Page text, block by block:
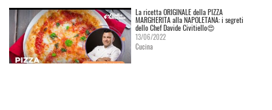
La ricetta ORIGINALE della PIZZA
MARGHERITA alla NAPOLETANA: i segreti
dello Chef Davide Civitiello😍
13/06/2022
Cucina